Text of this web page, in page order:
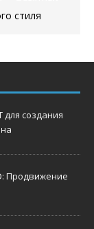
для создания
Продвижение